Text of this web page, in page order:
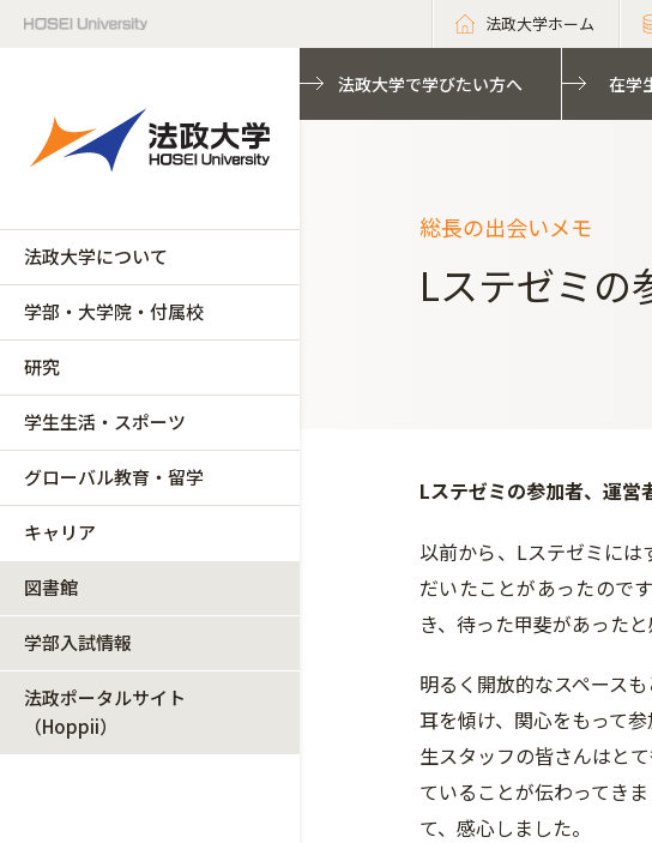
法政大学ホーム
法政大学について
学部・大学院・付属校
研究
学生生活・スポーツ
グローバル教育・留学
キャリア
図書館
学部入試情報
法政ポータルサイト
（Hoppii）
法政大学で学びたい方へ 在学
総長の出会いメモ
Lステゼミの
Lステゼミの参加者、運営
以前から、Lステゼミに
だいたことがあったので
き、待った甲斐があったと
明るく開放的なスペース
耳を傾け、関心をもって
生スタッフの皆さんはと
ていることが伝わってき
て、感心しました。